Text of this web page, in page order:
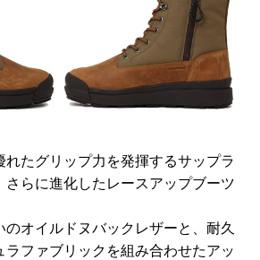
れたグリップ力を発揮するサップラ
さらに進化したレースアップブーツ
のオイルドヌバックレザーと、耐久
ラファブリックを組み合わせたアッ